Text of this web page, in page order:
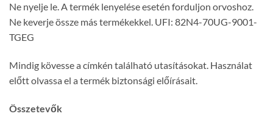
Ne nyelje le. A termék lenyelése esetén forduljon orvoshoz.
Ne keverje össze más termékekkel. UFI: 82N4-70UG-9001-
TGEG
Mindig kövesse a címkén található utasításokat. Használat
előtt olvassa el a termék biztonsági előírásait.
Összetevők